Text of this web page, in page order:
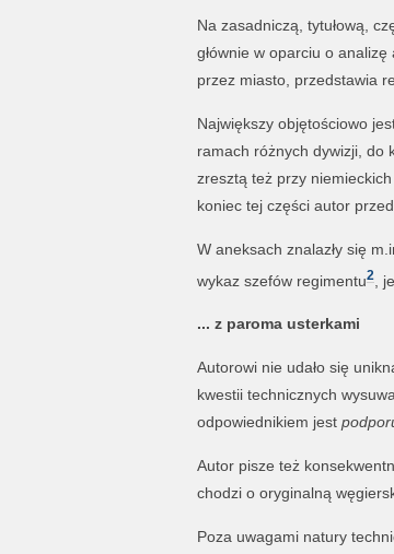
Na zasadniczą, tytułową,
głównie w oparciu o
przez miasto, przedstawia
Największy objętościowo
ramach różnych dywizji, do
zresztą też przy
koniec tej części autor
W aneksach znalazły się
wykaz szefów regimentu2,
... z paroma usterkami
Autorowi nie udało się
kwestii technicznych
odpowiednikiem jest
Autor pisze też
chodzi o oryginalną
Poza uwagami natury